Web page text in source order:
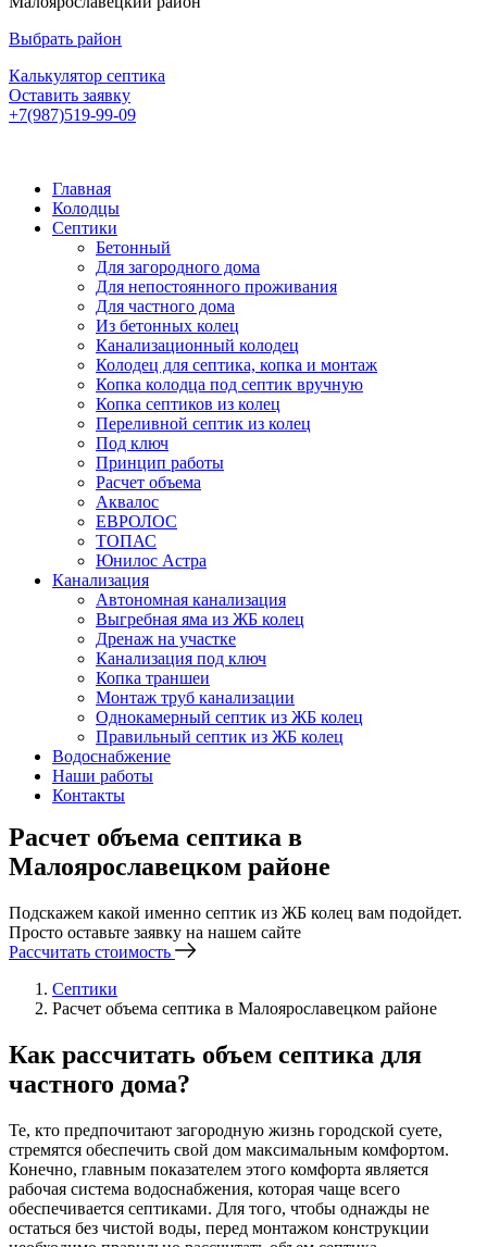
Выбрать район
Калькулятор септика
Оставить заявку
+7(987)519-99-09
Главная
Колодцы
Септики
Бетонный
Для загородного дома
Для непостоянного проживания
Для частного дома
Из бетонных колец
Канализационный колодец
Колодец для септика, копка и монтаж
Копка колодца под септик вручную
Копка септиков из колец
Переливной септик из колец
Под ключ
Принцип работы
Расчет объема
Аквалос
ЕВРОЛОС
ТОПАС
Юнилос Астра
Канализация
Автономная канализация
Выгребная яма из ЖБ колец
Дренаж на участке
Канализация под ключ
Копка траншеи
Монтаж труб канализации
Однокамерный септик из ЖБ колец
Правильный септик из ЖБ колец
Водоснабжение
Наши работы
Контакты
Расчет объема септика в
Малоярославецком районе
Подскажем какой именно септик из ЖБ колец вам подойдет.
Просто оставьте заявку на нашем сайте
Рассчитать стоимость
Септики
Расчет объема септика в Малоярославецком районе
Как рассчитать объем септика для
частного дома?
Те, кто предпочитают загородную жизнь городской суете,
стремятся обеспечить свой дом максимальным комфортом.
Конечно, главным показателем этого комфорта является
рабочая система водоснабжения, которая чаще всего
обеспечивается септиками. Для того, чтобы однажды не
остаться без чистой воды, перед монтажом конструкции